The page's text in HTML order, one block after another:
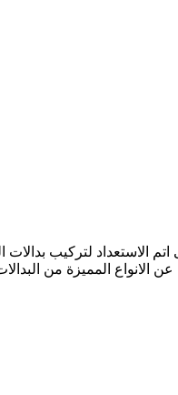
لتركيب بدالات
الانواع المميزة من